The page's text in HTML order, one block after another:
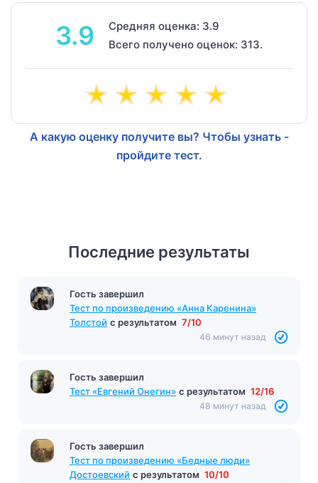
3.9
Средняя оценка: 3.9
Всего получено оценок: 313.
А какую оценку получите вы? Чтобы узнать -
пройдите тест.
Последние результаты
Гость завершил
Тест по произведению «Анна Каренина»
Толстой с результатом 7/10
46 минут назад
Гость завершил
Тест «Евгений Онегин» с результатом 12/16
48 минут назад
Гость завершил
Тест по произведению «Бедные люди»
Достоевский с результатом 10/10